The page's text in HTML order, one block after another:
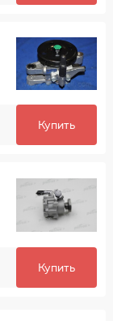
Купить
Купить